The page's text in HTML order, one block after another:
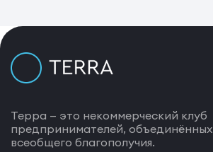
Терра — это некоммерческий клуб
предпринимателей,
всеобщего благополучия.